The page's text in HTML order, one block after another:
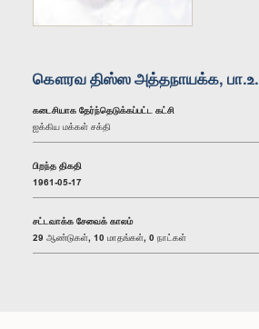
கௌரவ திஸ்ஸ அத்தநாயக்க, பா.உ.
கடைசியாக தேர்ந்தெடுக்கப்பட்ட கட்சி
ஐக்கிய மக்கள் சக்தி
பிறந்த திகதி
1961-05-17
சட்டவாக்க சேவைக் காலம்
29 ஆண்டுகள், 10 மாதங்கள், 0 நாட்கள்